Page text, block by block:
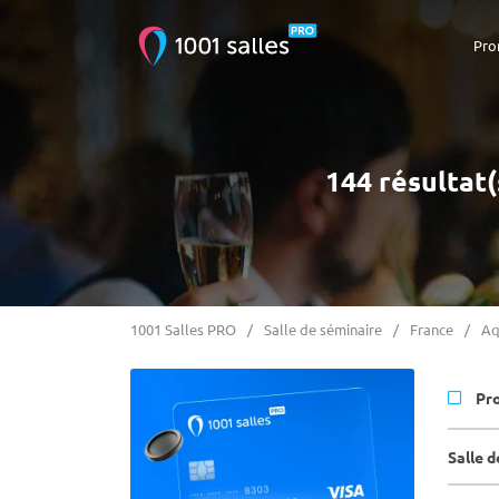
144
1001 Salles PRO Salle de séminaire France
Salle